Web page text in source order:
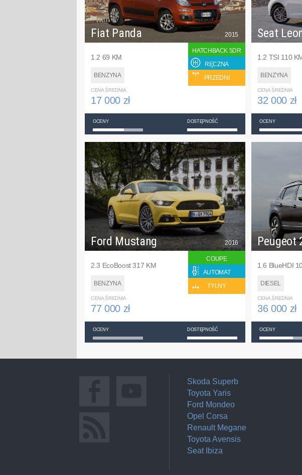
Fiat Panda
1.2 69 KM
BENZYNA
2015
HATCHBACK 5DR
RĘCZNA
PRZEDNI
CENA ŚREDNIA
17 000 zł
OCENY DOSTĘPNOŚĆ
Seat
1.2 TSI 110
BENZYNA
CENA ŚREDNIA
32 000 zł
OCENY
Ford Mustang
2.3 EcoBoost 317 KM
BENZYNA
2016
COUPE
AUTOMAT
TYLNY
CENA ŚREDNIA
77 000 zł
OCENY DOSTĘPNOŚĆ
Peugeot
1.6 BlueHDI
DIESEL
CENA ŚREDNIA
36 000 zł
OCENY
Skoda Superb
Toyota Yaris
Ford Mondeo
Opel Corsa
Renault Megane
Toyota Avensis
Seat Ibiza